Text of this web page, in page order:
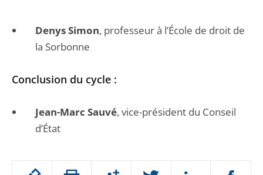
Passer
Denys Simon, professeur à l’École de droit de
la Sorbonne
Conclusion du cycle :
Jean-Marc Sauvé, vice-président du Conseil
d’État